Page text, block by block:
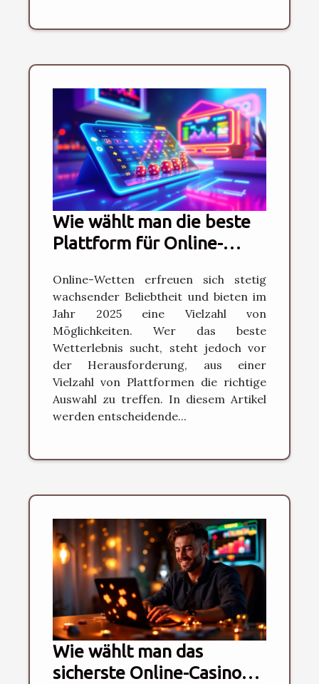
Wie wählt man die beste
Plattform für Online-
Online-Wetten erfreuen sich stetig
wachsender Beliebtheit und bieten im
Jahr 2025 eine Vielzahl von
Möglichkeiten. Wer das beste
Wetterlebnis sucht, steht jedoch vor
der Herausforderung, aus einer
Vielzahl von Plattformen die richtige
Auswahl zu treffen. In diesem Artikel
werden entscheidende...
Wie wählt man das
sicherste Online-Casino